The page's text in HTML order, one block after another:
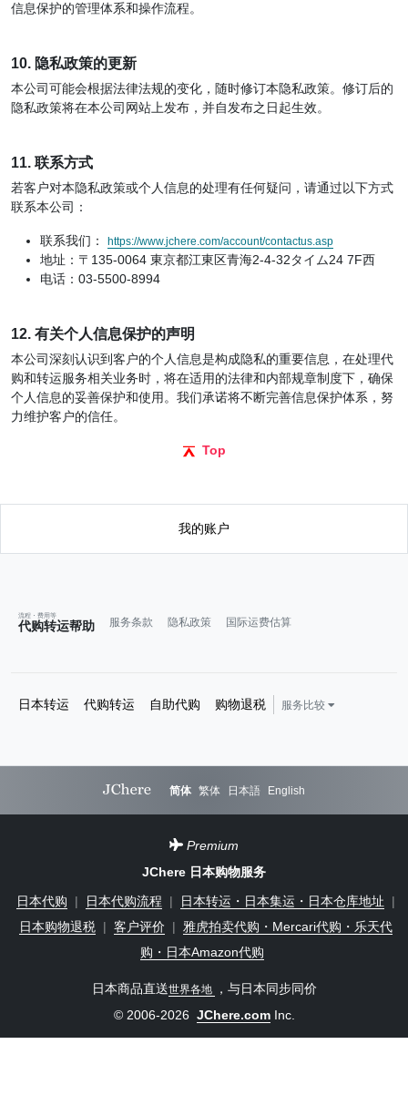
信息保护的管理体系和操作流程。
10. 隐私政策的更新
本公司可能会根据法律法规的变化，随时修订本隐私政策。修订后的
隐私政策将在本公司网站上发布，并自发布之日起生效。
11. 联系方式
若客户对本隐私政策或个人信息的处理有任何疑问，请通过以下方式
联系本公司：
联系我们： https://www.jchere.com/account/contactus.asp
地址：〒135-0064 東京都江東区青海2-4-32タイム24 7F西
电话：03-5500-8994
12. 有关个人信息保护的声明
本公司深刻认识到客户的个人信息是构成隐私的重要信息，在处理代
购和转运服务相关业务时，将在适用的法律和内部规章制度下，确保
个人信息的妥善保护和使用。我们承诺将不断完善信息保护体系，努
力维护客户的信任。
Top
我的账户
代购转运帮助
流程・费用等
服务条款 隐私政策 国际运费估算
日本转运 代购转运 自助代购 购物退税 服务比较
简体 繁体 日本語 English
Premium
JChere 日本购物服务
日本代购
| 日本代购流程 | 日本转运・日本集运・日本仓库地址
|
日本购物退税 | 客户评价 |
雅虎拍卖代购・Mercari代购・乐天代
购・日本Amazon代购
日本商品直送世界各地
，与日本同步同价
© 2006-2026 JChere.comInc.